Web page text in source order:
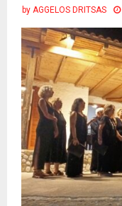
by AGGELOS DRITSAS